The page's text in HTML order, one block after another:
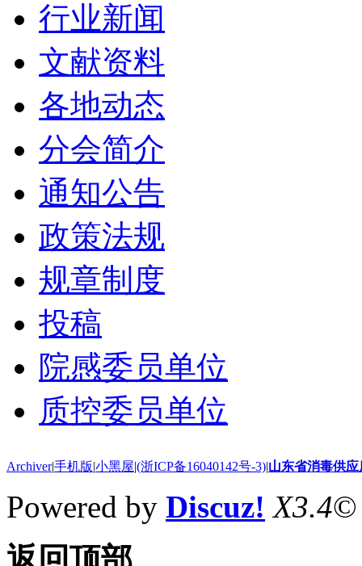
行业新闻
文献资料
各地动态
分会简介
通知公告
政策法规
规章制度
投稿
院感委员单位
质控委员单位
Archiver|手机版|小黑屋|(浙ICP备16040142号-3)|山东省消毒供
Powered by Discuz! X3.4©